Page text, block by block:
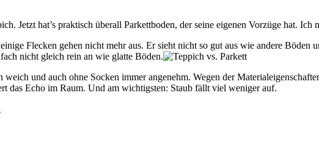
Jetzt hat’s praktisch überall Parkettboden, der seine eigenen Vorzüge hat.
Flecken gehen nicht mehr aus. Er sieht nicht so gut aus wie andere
nicht gleich rein an wie glatte Böden.
und auch ohne Socken immer angenehm. Wegen der
das Echo im Raum. Und am wichtigsten: Staub fällt viel weniger auf.